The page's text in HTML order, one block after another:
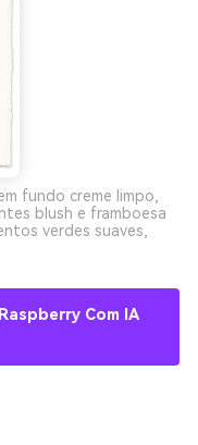
fundo creme limpo,
blush e framboesa
verdes suaves,
Com IA